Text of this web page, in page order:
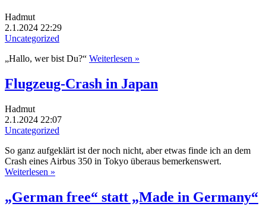
Hadmut
2.1.2024 22:29
Uncategorized
„Hallo, wer bist Du?“ Weiterlesen »
Flugzeug-Crash in Japan
Hadmut
2.1.2024 22:07
Uncategorized
So ganz aufgeklärt ist der noch nicht, aber etwas finde ich an dem
Crash eines Airbus 350 in Tokyo überaus bemerkenswert.
Weiterlesen »
„German free“ statt „Made in Germany“